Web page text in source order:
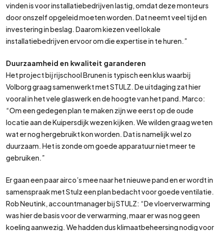
vinden is voor installatiebedrijven lastig, omdat deze monteurs
door onszelf opgeleid moeten worden. Dat neemt veel tijd en
investering in beslag. Daarom kiezen veel lokale
installatiebedrijven ervoor om die expertise in te huren.”
Duurzaamheid en kwaliteit garanderen
Het project bij rijschool Brunen is typisch een klus waarbij
Volborg graag samenwerkt met STULZ. De uitdaging zat hier
vooral in het vele glaswerk en de hoogte van het pand. Marco:
“Om een gedegen plan te maken zijn we eerst op de oude
locatie aan de Kuipersdijk wezen kijken. We wilden graag weten
wat er nog hergebruikt kon worden. Dat is namelijk wel zo
duurzaam. Het is zonde om goede apparatuur niet meer te
gebruiken.”
Er gaan een paar airco’s mee naar het nieuwe pand en er wordt in
samenspraak met Stulz een plan bedacht voor goede ventilatie.
Rob Neutink, accountmanager bij STULZ: “De vloerverwarming
was hier de basis voor de verwarming, maar er was nog geen
koeling aanwezig. We hadden dus klimaatbeheersing nodig voor